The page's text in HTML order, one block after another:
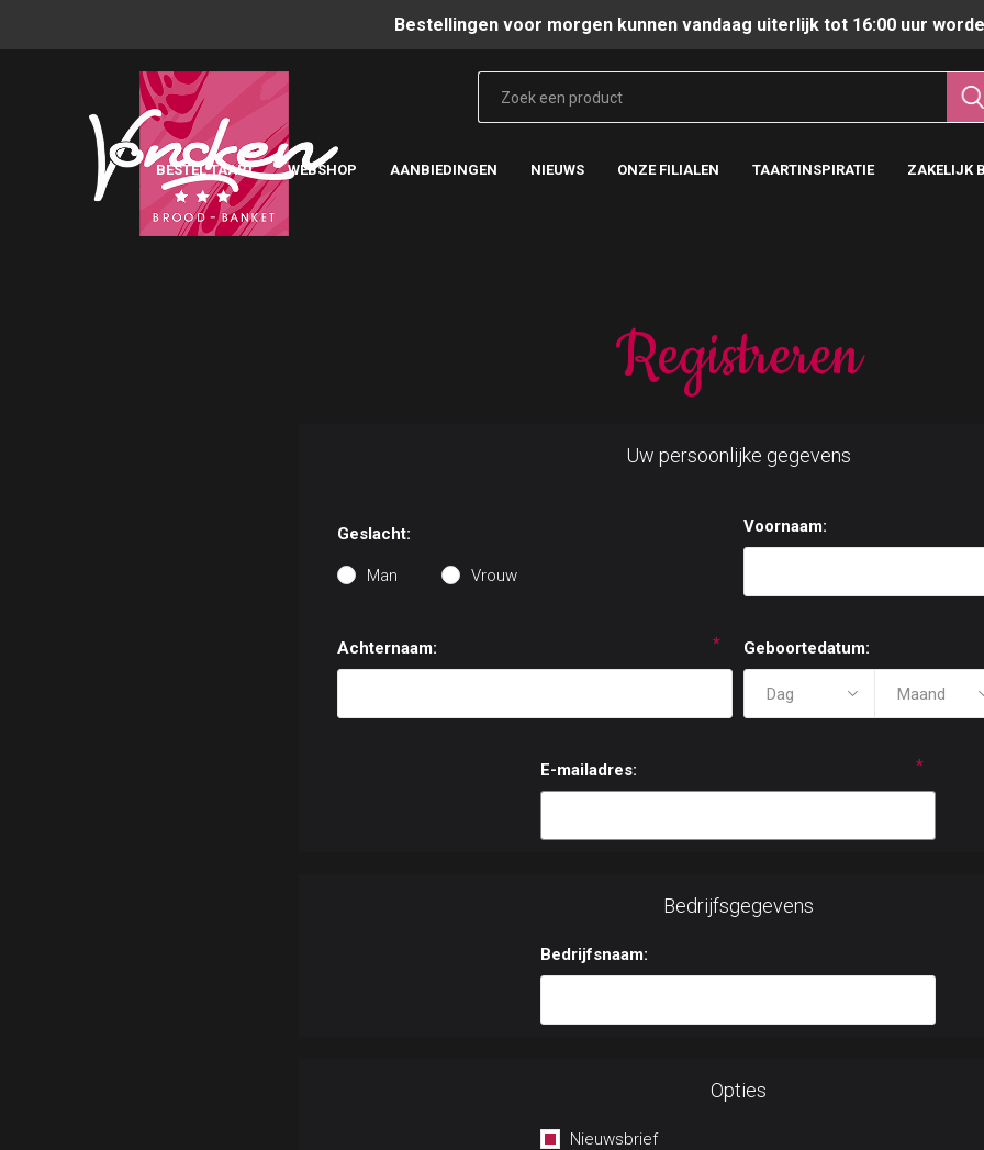
Bestellingen voor morgen kunnen vandaag uiterlijk tot 16:00 uur
BESTEL TAART WEBSHOP AANBIEDINGEN NIEUWS ONZE FILIALEN TAARTINSPIRATIE ZAKELIJK
Registreren
Uw persoonlijke gegevens
Geslacht:
Man Vrouw
Voornaam:
Achternaam: * Geboortedatum:
E-mailadres: *
Bedrijfsgegevens
Bedrijfsnaam:
Opties
Nieuwsbrief